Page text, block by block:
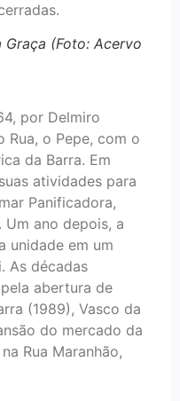
Graça (Foto: Acervo
por Delmiro
Rua, o Pepe, com o
da Barra. Em
atividades para
Panificadora,
Um ano depois, a
unidade em um
As décadas
abertura de
(1989), Vasco da
do mercado da
Rua Maranhão,